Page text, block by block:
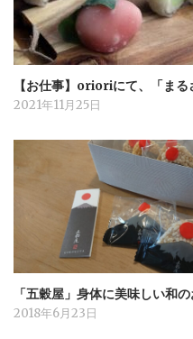
【お仕事】orioriにて、「まる
2021年11月25日
「五穀屋」身体に美味しい和
2018年6月23日